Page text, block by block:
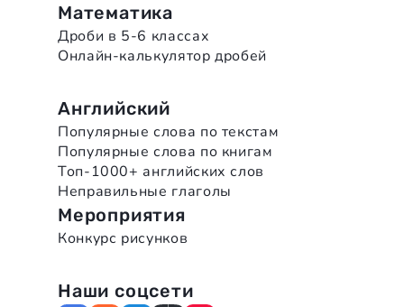
Математика
Дроби в 5-6 классах
Онлайн-калькулятор дробей
Английский
Популярные слова по текстам
Популярные слова по книгам
Топ-1000+ английских слов
Неправильные глаголы
Мероприятия
Конкурс рисунков
Наши соцсети